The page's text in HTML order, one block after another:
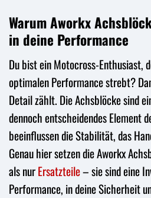
Warum Aworkx
in deine Performance
Du bist ein Motocross-Enthusiast,
optimalen Performance strebt?
Detail zählt. Die Achsblöcke sind
dennoch entscheidendes Element
beeinflussen die Stabilität, das
Genau hier setzen die Aworkx
als nurErsatzteile– sie sind eine
Performance, in deine Sicherheit